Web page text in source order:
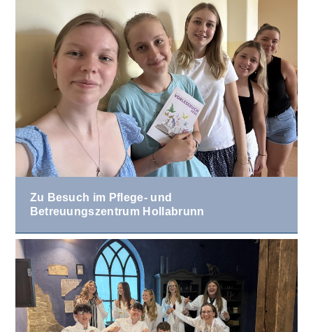
Zu Besuch im Pflege- und
Betreuungszentrum Hollabrunn